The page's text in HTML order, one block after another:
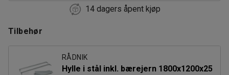
14 dagers åpent kjøp
Tilbehør
RÅDNIK
Hylle i stål inkl. bærejern 1800x1200x25